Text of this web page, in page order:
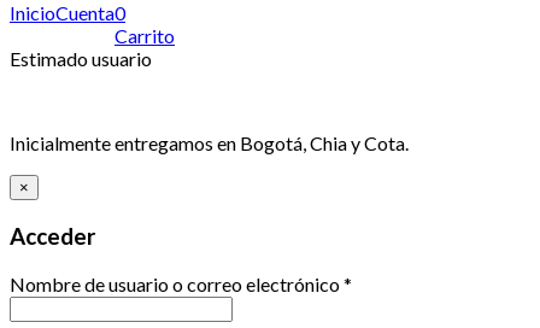
InicioCuenta0
Carrito
Estimado usuario
Inicialmente entregamos en Bogotá, Chia y Cota.
×
Acceder
Nombre de usuario o correo electrónico*